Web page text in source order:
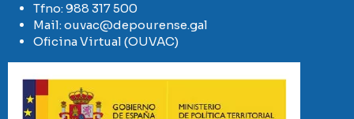
Tfno:988 317 500
Mail:ouvac@depourense.gal
Oficina Virtual (OUVAC)